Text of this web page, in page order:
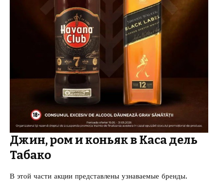
Джин, ром и коньяк в Каса дель
Табако
В этой части акции представлены узнаваемые бренды.